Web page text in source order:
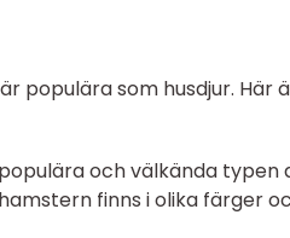
populära som husdjur. Här
och välkända typen
finns i olika färger